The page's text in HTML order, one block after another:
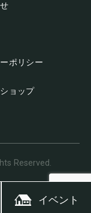
ポリシー
ョップ
Reserved.
イベント